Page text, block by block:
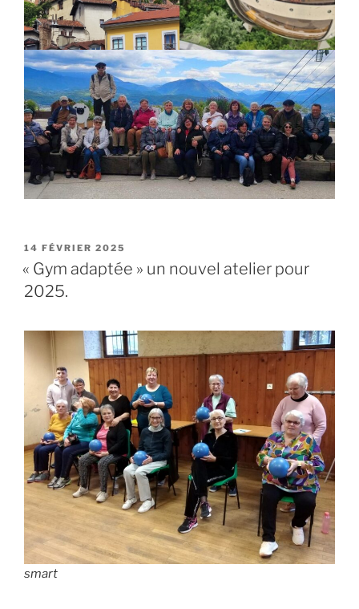
PUBLIÉ
LE
14 FÉVRIER 2025
« Gym adaptée » un nouvel atelier pour
2025.
smart